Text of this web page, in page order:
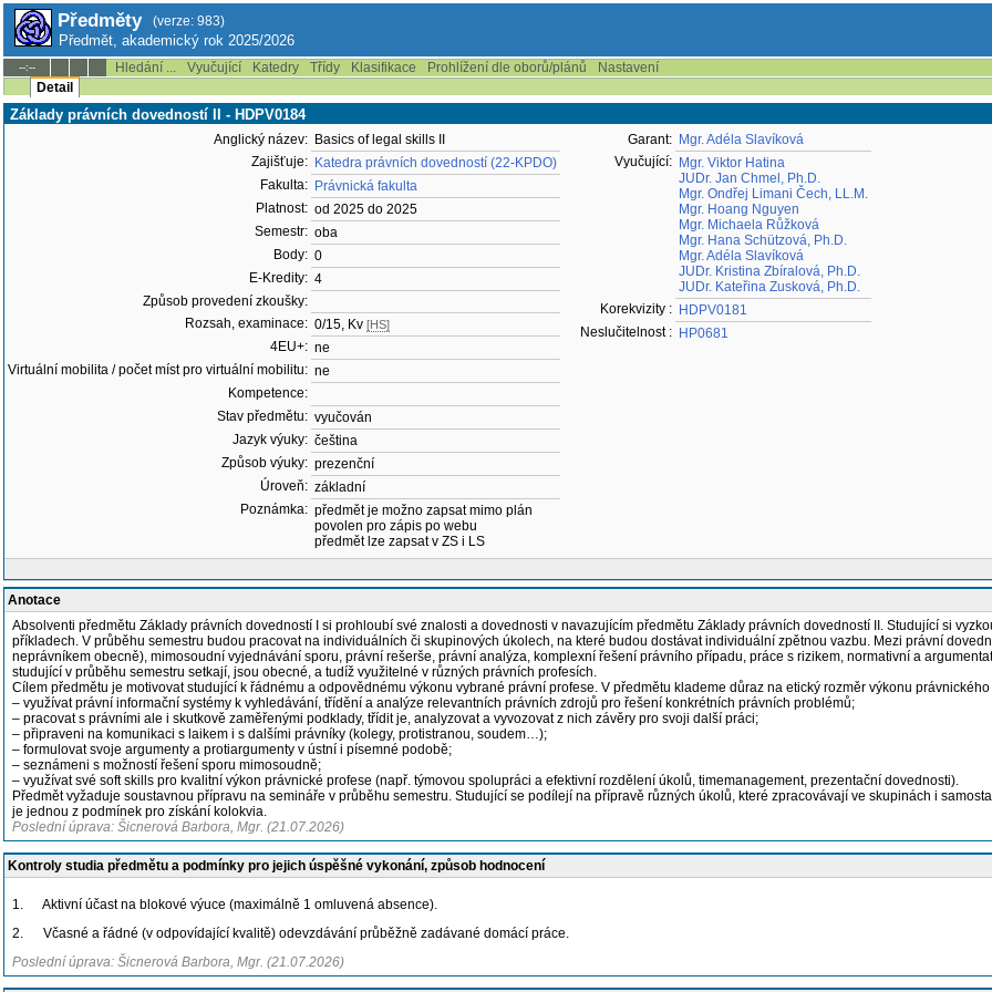
Předměty (verze: 983)
Předmět, akademický rok 2025/2026
--:-- Hledání ... Vyučující Katedry Třídy Klasifikace Prohlížení dle oborů/plánů
Nastavení
Detail
Základy právních dovedností II - HDPV0184
Anglický název: Basics of legal skills II
Zajišťuje: Katedra právních dovedností (22-KPDO)
Fakulta: Právnická fakulta
Platnost: od 2025 do 2025
Semestr: oba
Body: 0
E-Kredity: 4
Způsob provedení zkoušky:
Rozsah, examinace: 0/15, Kv [HS]
4EU+: ne
Virtuální mobilita / počet míst pro virtuální mobilitu: ne
Kompetence:
Stav předmětu: vyučován
Jazyk výuky: čeština
Způsob výuky: prezenční
Úroveň: základní
Poznámka: předmět je možno zapsat mimo plán
povolen pro zápis po webu
předmět lze zapsat v ZS i LS
Garant: Mgr. Adéla Slavíková
Vyučující: Mgr. Viktor Hatina
JUDr. Jan Chmel, Ph.D.
Mgr. Ondřej Limani Čech, LL.M.
Mgr. Hoang Nguyen
Mgr. Michaela Růžková
Mgr. Hana Schützová, Ph.D.
Mgr. Adéla Slavíková
JUDr. Kristina Zbíralová, Ph.D.
JUDr. Kateřina Zusková, Ph.D.
Korekvizity : HDPV0181
Neslučitelnost : HP0681
Anotace
Absolventi předmětu Základy právních dovedností I si prohloubí své znalosti a dovednosti v navazujícím předmětu Základy právních dovedností II. Studující si
příkladech. V průběhu semestru budou pracovat na individuálních či skupinových úkolech, na které budou dostávat individuální zpětnou vazbu. Mezi právní
neprávníkem obecně), mimosoudní vyjednávání sporu, právní rešerše, právní analýza, komplexní řešení právního případu, práce s rizikem, normativní a
studující v průběhu semestru setkají, jsou obecné, a tudíž využitelné v různých právních profesích.
Cílem předmětu je motivovat studující k řádnému a odpovědnému výkonu vybrané právní profese. V předmětu klademe důraz na etický rozměr výkonu
– využívat právní informační systémy k vyhledávání, třídění a analýze relevantních právních zdrojů pro řešení konkrétních právních problémů;
– pracovat s právními ale i skutkově zaměřenými podklady, třídit je, analyzovat a vyvozovat z nich závěry pro svoji další práci;
– připraveni na komunikaci s laikem i s dalšími právníky (kolegy, protistranou, soudem…);
– formulovat svoje argumenty a protiargumenty v ústní i písemné podobě;
– seznámeni s možností řešení sporu mimosoudně;
– využívat své soft skills pro kvalitní výkon právnické profese (např. týmovou spolupráci a efektivní rozdělení úkolů, timemanagement, prezentační dovednosti).
Předmět vyžaduje soustavnou přípravu na semináře v průběhu semestru. Studující se podílejí na přípravě různých úkolů, které zpracovávají ve skupinách i
je jednou z podmínek pro získání kolokvia.
Poslední úprava: Šicnerová Barbora, Mgr. (21.07.2026)
Kontroly studia předmětu a podmínky pro jejich úspěšné vykonání, způsob hodnocení
1. Aktivní účast na blokové výuce (maximálně 1 omluvená absence).
2. Včasné a řádné (v odpovídající kvalitě) odevzdávání průběžně zadávané domácí práce.
Poslední úprava: Šicnerová Barbora, Mgr. (21.07.2026)